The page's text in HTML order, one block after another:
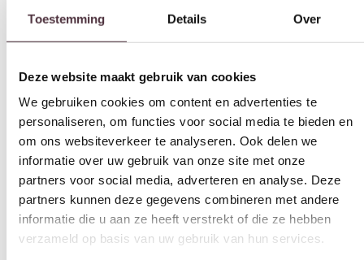
Toestemming Details Over
Deze website maakt gebruik van cookies
We gebruiken cookies om content en advertenties te
personaliseren, om functies voor social media te bieden en
om ons websiteverkeer te analyseren. Ook delen we
informatie over uw gebruik van onze site met onze
partners voor social media, adverteren en analyse. Deze
partners kunnen deze gegevens combineren met andere
informatie die u aan ze heeft verstrekt of die ze hebben
verzameld op basis van uw gebruik van hun services.